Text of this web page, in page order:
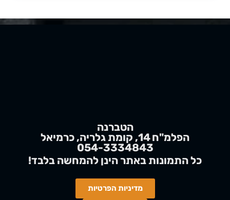
הטברנה
הפלמ"ח 14, קומת גלריה, כרמיאל
054-3334843
!כל התמונות באתר הינן להמחשה בלבד
מדיניות הפרטיות